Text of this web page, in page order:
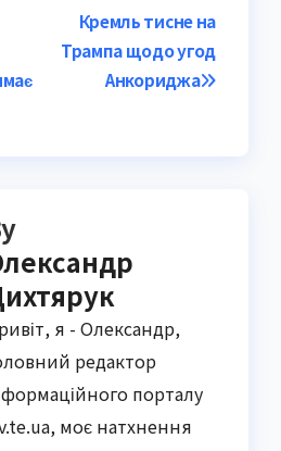
Кремль тисне на
Трампа щодо угод
Анкориджа
я - Олександр,
редактор
порталу
моє натхнення